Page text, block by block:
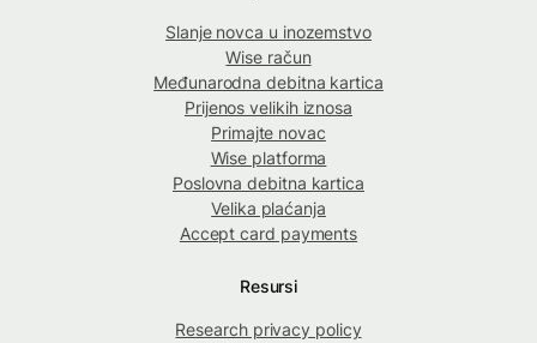
Slanje novca u inozemstvo
Wise račun
Međunarodna debitna kartica
Prijenos velikih iznosa
Primajte novac
Wise platforma
Poslovna debitna kartica
Velika plaćanja
Accept card payments
Resursi
Research privacy policy